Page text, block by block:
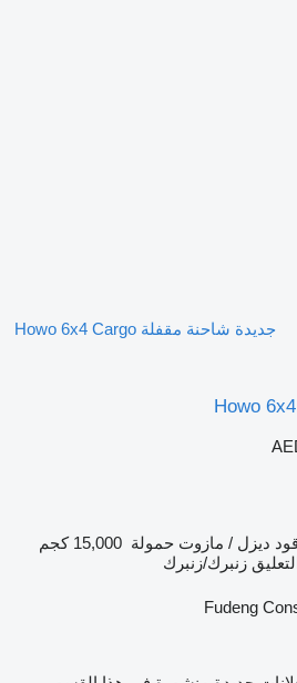
جديدة شاحنة مقفلة Howo 6x4 Cargo
Howo
ديزل / مازوت حمولة 15,000 كجم
زنبرك/زنبرك
Fudeng